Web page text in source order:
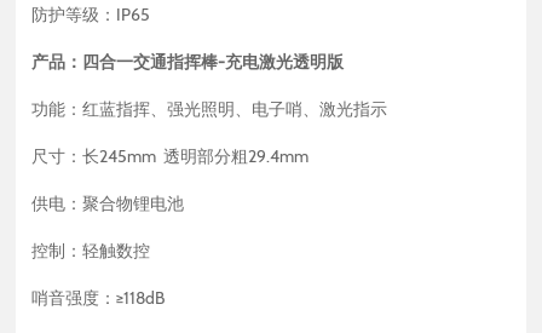
防护等级：IP65
产品：四合一交通指挥棒-充电激光透明版
功能：红蓝指挥、强光照明、电子哨、激光指示
尺寸：长245mm 透明部分粗29.4mm
供电：聚合物锂电池
控制：轻触数控
哨音强度：≥118dB